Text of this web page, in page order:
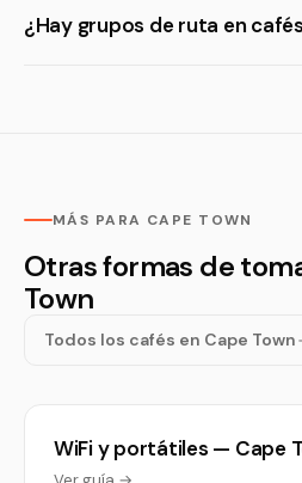
¿Hay grupos de ruta en
MÁS PARA CAPE TOWN
Otras formas de
Town
Todos los cafés en Cape Town
WiFi y portátiles — Cape